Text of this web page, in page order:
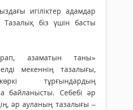
игіліктер адамдар
Тазалық біз үшін басты
азаматын таны»
мекеннің тазалығы,
тұрғындардың
байланысты. Себебі әр
әр ауланың тазалығы –